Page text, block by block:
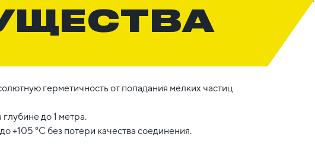
герметичность от попадания мелких частиц
до 1 метра.
+105 °C без потери качества соединения.